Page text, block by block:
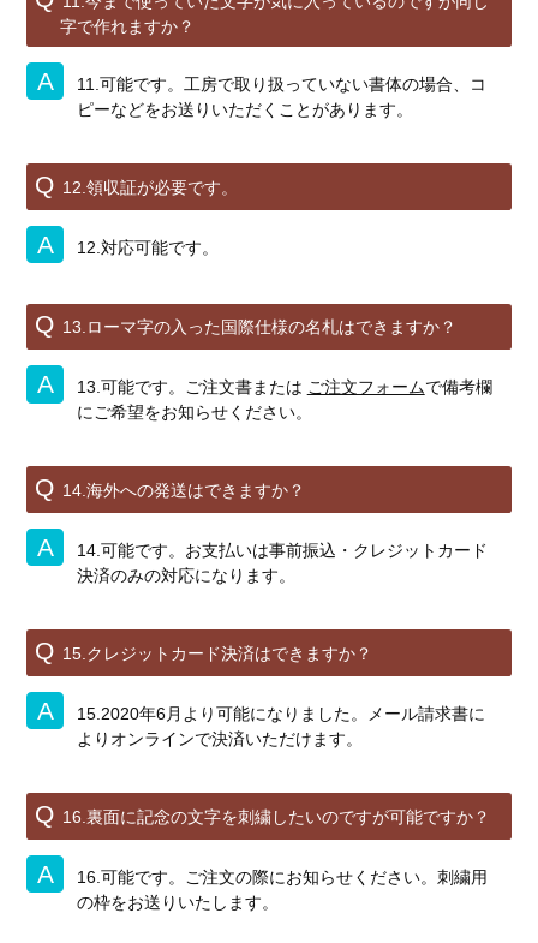
字で作れますか？
11.可能です。工房で取り扱っていない書体の場合、コ
ピーなどをお送りいただくことがあります。
12.領収証が必要です。
12.対応可能です。
13.ローマ字の入った国際仕様の名札はできますか？
13.可能です。ご注文書または ご注文フォームで備考欄
にご希望をお知らせください。
14.海外への発送はできますか？
14.可能です。お支払いは事前振込・クレジットカード
決済のみの対応になります。
15.クレジットカード決済はできますか？
15.2020年6月より可能になりました。メール請求書に
よりオンラインで決済いただけます。
16.裏面に記念の文字を刺繍したいのですが可能ですか？
16.可能です。ご注文の際にお知らせください。刺繍用
の枠をお送りいたします。